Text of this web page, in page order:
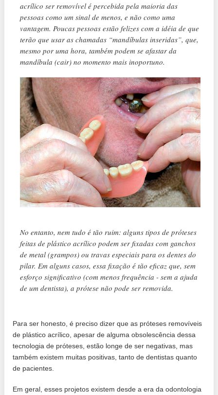
acrílico ser removível é percebida pela maioria das
pessoas como um sinal de menos, e não como uma
vantagem. Poucas pessoas estão felizes com a idéia de que
terão que usar as chamadas “mandíbulas inseridas”, que,
mesmo por uma hora, também podem se afastar da
mandíbula (cair) no momento mais inoportuno.
No entanto, nem tudo é tão ruim: alguns tipos de próteses
feitas de plástico acrílico podem ser fixadas com ganchos
de metal (grampos) ou travas especiais para os dentes do
pilar. Em alguns casos, essa fixação é tão eficaz que, sem
esforço significativo (com menos frequência - sem a ajuda
de um dentista), a prótese não pode ser removida.
Para ser honesto, é preciso dizer que as próteses removíveis
de plástico acrílico, apesar de alguma obsolescência dessa
tecnologia de próteses, estão longe de ser negativas, mas
também existem muitas positivas, tanto de dentistas quanto
de pacientes.
Em geral, esses projetos existem desde a era da odontologia